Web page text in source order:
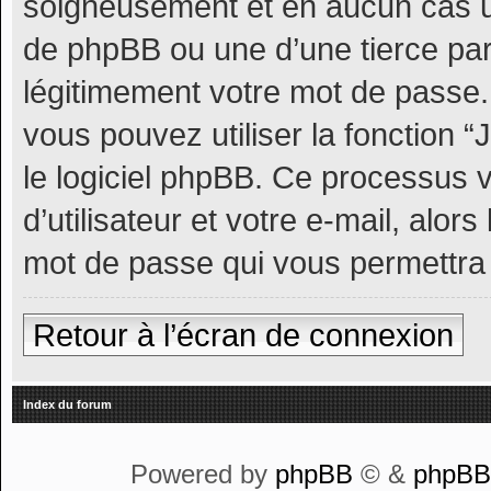
de phpBB ou une d’une tierce
légitimement votre mot de
vous pouvez utiliser la fonction
le logiciel phpBB. Ce processus
d’utilisateur et votre e-mail,
mot de passe qui vous
Retour à l’écran de connexion
Index du forum
Powered by phpBB © &